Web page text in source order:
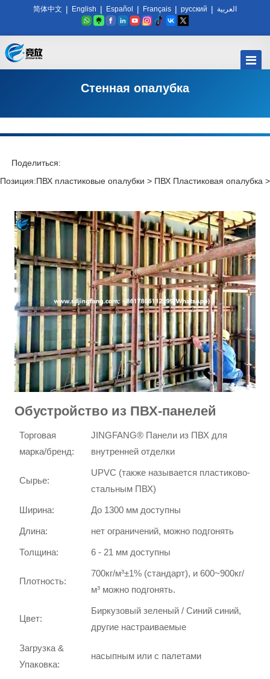
简体中文 | English | Español | Français | русский | العربية
Стенная опалубка
Поделиться:
Позиция:ПВХ пластиковые опалубки > ПВХ Пластиковая опалубка
Обустройство из ПВХ-панелей
Торговая
марка/бренд:
JINGFANG® Панели из ПВХ для
внутренней отделки
Сырье:
UPVC (также называется пластиково-
стальным ПВХ)
Ширина: До 1300 мм доступны
Длина: нет ограничений, можно подгонять
Толщина: 6 - 21 мм доступны
Плотность:
700кг/м³±1% (стандарт), и 600~900кг/
м³ можно подгонять.
Цвет:
Биркузовый зеленый / Синий синий,
другие настраиваемые
Загрузка &
Упаковка:
насыпным или с палетами